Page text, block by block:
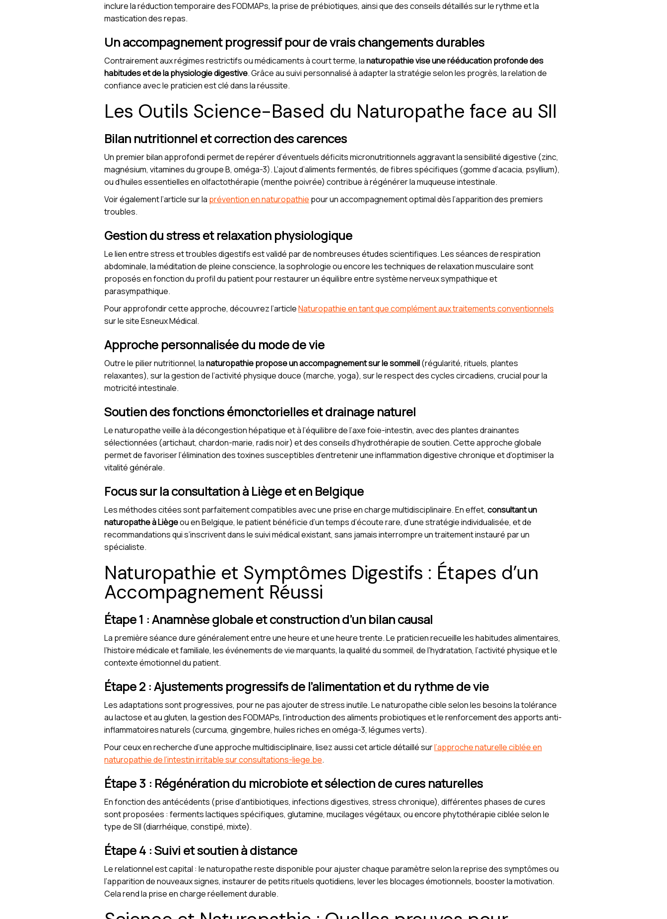
inclure la réduction temporaire des FODMAPs, la prise de prébiotiques, ainsi que des conseils détaillés sur le rythme et la
mastication des repas.
Un accompagnement progressif pour de vrais changements durables
Contrairement aux régimes restrictifs ou médicaments à court terme, lanaturopathie vise une rééducation profonde des
habitudes et de la physiologie digestive. Grâce au suivi personnalisé à adapter la stratégie selon les progrès, la relation de
confiance avec le praticien est clé dans la réussite.
Les Outils Science-Based du Naturopathe face au SII
Bilan nutritionnel et correction des carences
Un premier bilan approfondi permet de repérer d’éventuels déficits micronutritionnels aggravant la sensibilité digestive (zinc,
magnésium, vitamines du groupe B, oméga-3). L’ajout d’aliments fermentés, de fibres spécifiques (gomme d’acacia, psyllium),
ou d’huiles essentielles en olfactothérapie (menthe poivrée) contribue à régénérer la muqueuse intestinale.
Voir également l’article sur la prévention en naturopathie pour un accompagnement optimal dès l’apparition des premiers
troubles.
Gestion du stress et relaxation physiologique
Le lien entre stress et troubles digestifs est validé par de nombreuses études scientifiques. Les séances de respiration
abdominale, la méditation de pleine conscience, la sophrologie ou encore les techniques de relaxation musculaire sont
proposés en fonction du profil du patient pour restaurer un équilibre entre système nerveux sympathique et
parasympathique.
Pour approfondir cette approche, découvrez l’articleNaturopathie en tant que complément aux traitements conventionnels
sur le site Esneux Médical.
Approche personnalisée du mode de vie
Outre le pilier nutritionnel, lanaturopathie propose un accompagnement sur le sommeil(régularité, rituels, plantes
relaxantes), sur la gestion de l’activité physique douce (marche, yoga), sur le respect des cycles circadiens, crucial pour la
motricité intestinale.
Soutien des fonctions émonctorielles et drainage naturel
Le naturopathe veille à la décongestion hépatique et à l’équilibre de l’axe foie-intestin, avec des plantes drainantes
sélectionnées (artichaut, chardon-marie, radis noir) et des conseils d’hydrothérapie de soutien. Cette approche globale
permet de favoriser l’élimination des toxines susceptibles d’entretenir une inflammation digestive chronique et d’optimiser la
vitalité générale.
Focus sur la consultation à Liège et en Belgique
Les méthodes citées sont parfaitement compatibles avec une prise en charge multidisciplinaire. En effet, consultant un
naturopathe à Liègeou en Belgique, le patient bénéficie d’un temps d’écoute rare, d’une stratégie individualisée, et de
recommandations qui s’inscrivent dans le suivi médical existant, sans jamais interrompre un traitement instauré par un
spécialiste.
Naturopathie et Symptômes Digestifs : Étapes d’un
Accompagnement Réussi
Étape 1 : Anamnèse globale et construction d’un bilan causal
La première séance dure généralement entre une heure et une heure trente. Le praticien recueille les habitudes alimentaires,
l’histoire médicale et familiale, les événements de vie marquants, la qualité du sommeil, de l’hydratation, l’activité physique et le
contexte émotionnel du patient.
Étape 2 : Ajustements progressifs de l’alimentation et du rythme de vie
Les adaptations sont progressives, pour ne pas ajouter de stress inutile. Le naturopathe cible selon les besoins la tolérance
au lactose et au gluten, la gestion des FODMAPs, l’introduction des aliments probiotiques et le renforcement des apports anti-
inflammatoires naturels (curcuma, gingembre, huiles riches en oméga-3, légumes verts).
Pour ceux en recherche d’une approche multidisciplinaire, lisez aussi cet article détaillé surl’approche naturelle ciblée en
naturopathie de l’intestin irritable sur consultations-liege.be.
Étape 3 : Régénération du microbiote et sélection de cures naturelles
En fonction des antécédents (prise d’antibiotiques, infections digestives, stress chronique), différentes phases de cures
sont proposées : ferments lactiques spécifiques, glutamine, mucilages végétaux, ou encore phytothérapie ciblée selon le
type de SII (diarrhéique, constipé, mixte).
Étape 4 : Suivi et soutien à distance
Le relationnel est capital : le naturopathe reste disponible pour ajuster chaque paramètre selon la reprise des symptômes ou
l’apparition de nouveaux signes, instaurer de petits rituels quotidiens, lever les blocages émotionnels, booster la motivation.
Cela rend la prise en charge réellement durable.